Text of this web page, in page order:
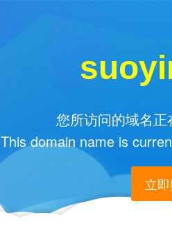
您所访问的域名
This domain name is
立